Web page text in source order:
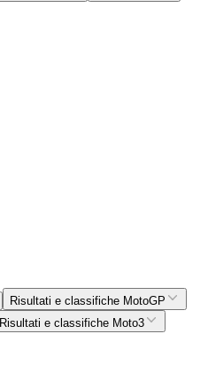
Risultati e classifiche MotoGP
Risultati e classifiche Moto3